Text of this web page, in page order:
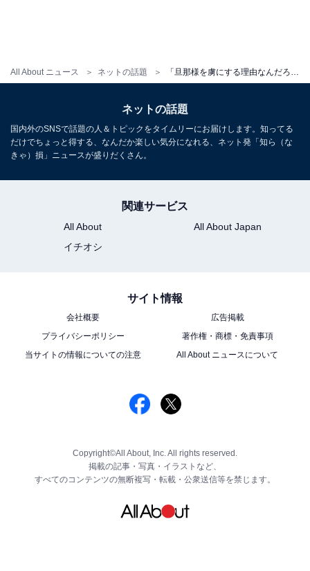
All About ニュース ネットの話題
ネットの話題
国内外のSNSで話題の人＆トピックをタイムリーにお届けします。知ってる
だけでちょっと得する、なんだか楽しい気分になれる、ネット発「知ら（な
きゃ）損」ニュースが盛りだくさん。
関連サービス
All About
All About Japan
イチオシ
サイト情報
会社概要
広告掲載
プライバシーポリシー
著作権・商標・免責事項
当サイトの情報についての注意
All About ニュースについて
Copyright©All About, Inc. All rights reserved.
掲載の記事・写真・イラストなど、
すべてのコンテンツの無断複写・転載・公衆送信等を禁じます。